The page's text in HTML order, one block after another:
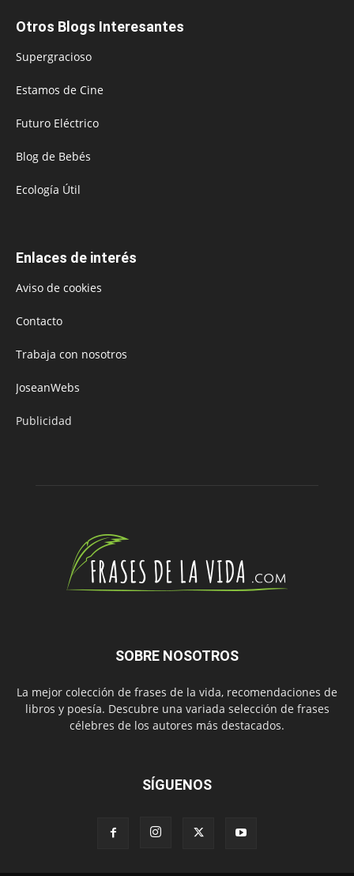
Otros Blogs Interesantes
Supergracioso
Estamos de Cine
Futuro Eléctrico
Blog de Bebés
Ecología Útil
Enlaces de interés
Aviso de cookies
Contacto
Trabaja con nosotros
JoseanWebs
Publicidad
SOBRE NOSOTROS
La mejor colección de frases de la vida, recomendaciones de
libros y poesía. Descubre una variada selección de frases
célebres de los autores más destacados.
SÍGUENOS